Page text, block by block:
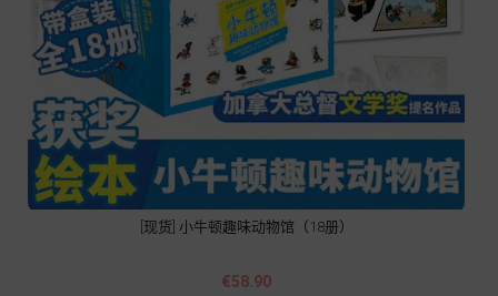
[现货] 小牛顿趣味动物馆（18册）
Price
€58.90